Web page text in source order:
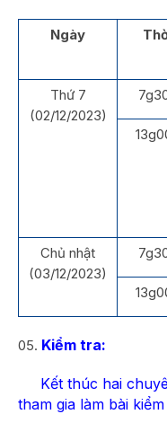
Ngày
Thứ 7
(02/12/2023)
Chủ nhật
(03/12/2023)
Kiểm tra:
Kết thúc hai
tham gia làm bài